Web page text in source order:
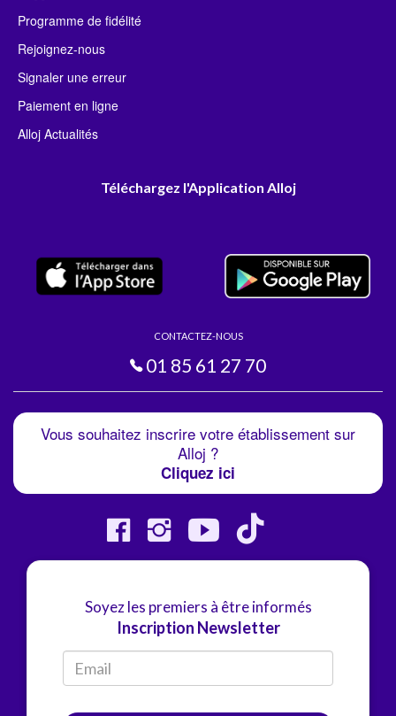
Programme de fidélité
Rejoignez-nous
Signaler une erreur
Paiement en ligne
Alloj Actualités
Téléchargez l'Application Alloj
CONTACTEZ-NOUS
01 85 61 27 70
Vous souhaitez inscrire votre établissement sur
Alloj ?
Cliquez ici
Soyez les premiers à être informés
Inscription Newsletter